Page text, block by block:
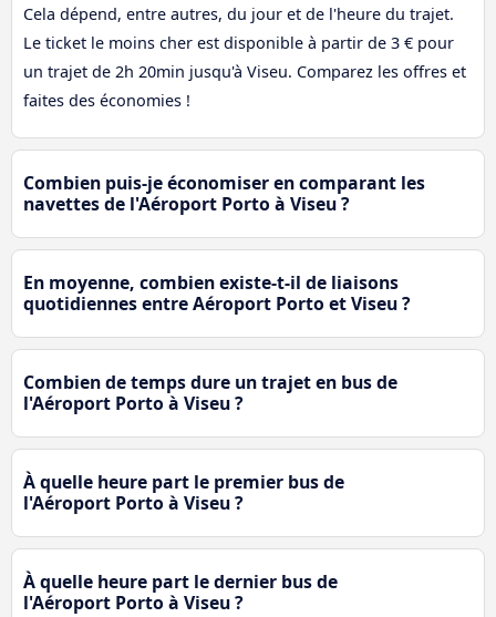
Cela dépend, entre autres, du jour et de l'heure du trajet.
Le ticket le moins cher est disponible à partir de 3 € pour
un trajet de 2h 20min jusqu'à Viseu. Comparez les offres et
faites des économies !
Combien puis-je économiser en comparant les
navettes de l'Aéroport Porto à Viseu ?
En moyenne, combien existe-t-il de liaisons
quotidiennes entre Aéroport Porto et Viseu ?
Combien de temps dure un trajet en bus de
l'Aéroport Porto à Viseu ?
À quelle heure part le premier bus de
l'Aéroport Porto à Viseu ?
À quelle heure part le dernier bus de
l'Aéroport Porto à Viseu ?